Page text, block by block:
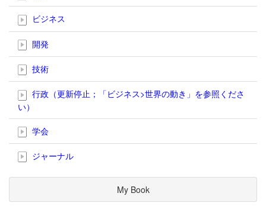
ビジネス
開発
技術
行政（更新停止；「ビジネス>世界の動き」を参照くださ
い）
学会
ジャーナル
My Book